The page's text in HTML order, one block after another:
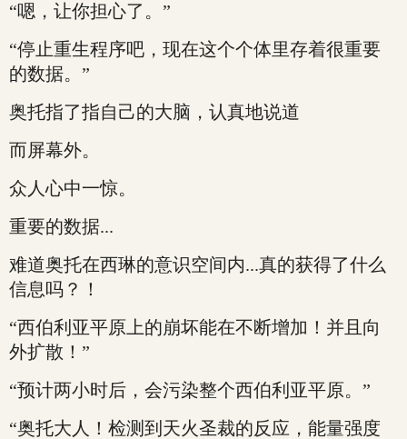
“嗯，让你担心了。”
“停止重生程序吧，现在这个个体里存着很重要
的数据。”
奥托指了指自己的大脑，认真地说道
而屏幕外。
众人心中一惊。
重要的数据...
难道奥托在西琳的意识空间内...真的获得了什么
信息吗？！
“西伯利亚平原上的崩坏能在不断增加！并且向
外扩散！”
“预计两小时后，会污染整个西伯利亚平原。”
“奥托大人！检测到天火圣裁的反应，能量强度